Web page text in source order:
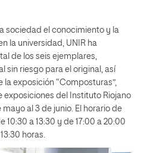
sociedad el conocimiento y la
la universidad, UNIR ha
de los seis ejemplares,
sin riesgo para el original, así
exposición “Composturas”,
exposiciones del Instituto Riojano
al 3 de junio. El horario de
10:30 a 13:30 y de 17:00 a 20:00
horas.